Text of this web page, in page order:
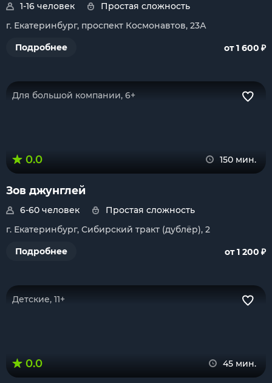
1-16 человек
Простая сложность
г. Екатеринбург, проспект Космонавтов, 23А
Подробнее
от 1 600 ₽
Для большой компании, 6+
0.0 150 мин.
Зов джунглей
6-60 человек
Простая сложность
г. Екатеринбург, Сибирский тракт (дублёр), 2
Подробнее
от 1 200 ₽
Детские, 11+
0.0 45 мин.